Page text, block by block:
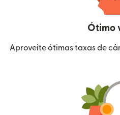
Ótimo
Aproveite ótimas taxas de